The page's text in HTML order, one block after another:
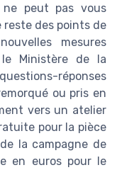
ne peut pas vous
reste des points de
mesures
Ministère de la
réponses
ou pris en
vers un atelier
pour la pièce
la campagne de
en euros pour le